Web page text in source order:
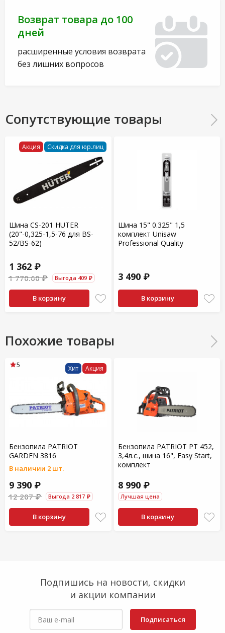
Возврат товара до 100
дней
расширенные условия возврата
без лишних вопросов
Сопутствующие товары
Акция Скидка для юр.лиц
Шина CS-201 HUTER
(20"-0,325-1,5-76 для BS-
52/BS-62)
1 362 ₽
1 770.60 ₽ Выгода 409 ₽
В корзину
Шина 15" 0.325" 1,5
комплект Unisaw
Professional Quality
3 490 ₽
В корзину
Похожие товары
Хит Акция
Бензопила PATRIOT
GARDEN 3816
В наличии 2 шт.
9 390 ₽
12 207 ₽ Выгода 2 817 ₽
В корзину
5
Бензопила PATRIOT PT 452,
3,4л.с., шина 16", Easy Start,
комплект
8 990 ₽
Лучшая цена
В корзину
Подпишись на новости, скидки
и акции компании
Подписаться